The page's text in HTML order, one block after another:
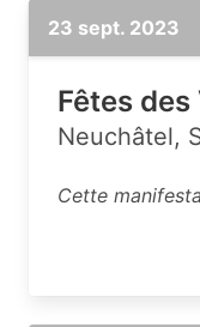
23 sept. 2023
Fêtes
Neuchâtel,
Cette